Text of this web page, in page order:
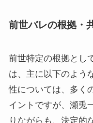
前世バレの根拠・
前世特定の根拠とし
は、主に以下のよう
性については、多く
イントですが、瀬兎
りながらも、決定的